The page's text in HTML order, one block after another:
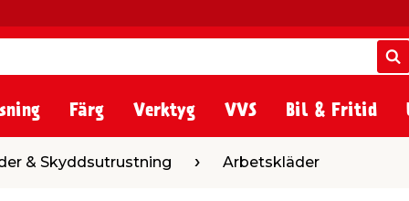
Färg Verktyg VVS Bil & Fritid
Arbetskläder
& Skyddsutrustning Arbetskläder